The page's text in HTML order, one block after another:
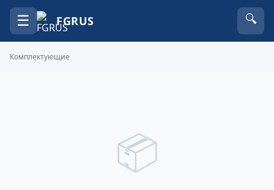
☰ FGRUS 🔍
Комплектующие
📦